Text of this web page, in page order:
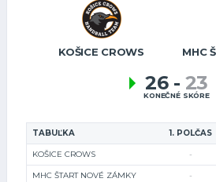
KOŠICE CROWS MHC
26 - 23
KONEČNÉ SKÓRE
TABUĽKA 1. POLČAS
KOŠICE CROWS -
MHC ŠTART NOVÉ ZÁMKY -